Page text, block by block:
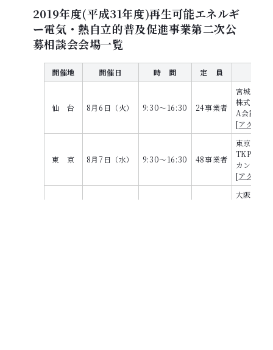
2019年度(平成31年度)再生可能エネルギ
ー電気・熱自立的普及促進事業第二次公
募相談会会場一覧
開催地 開催日 時 間 定 員
仙 台 8月6日（火） 9:30～16:30 24事業者
宮城県仙
株式会社
A会議室
[アクセス
東 京 8月7日（水） 9:30～16:30 48事業者
東京都中
TKP東京
カンファ
[アクセス
大阪府大